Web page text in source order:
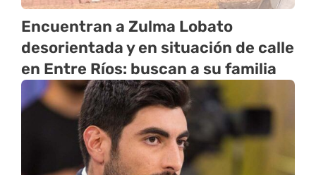
Encuentran a Zulma Lobato
desorientada y en situación de calle
en Entre Ríos: buscan a su familia